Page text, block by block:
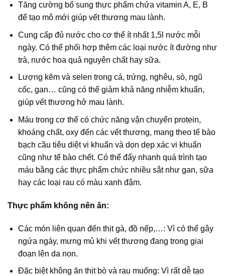
Tăng cường bổ sung thực phẩm chứa vitamin A, E, B
để tạo mô mới giúp vết thương mau lành.
Cung cấp đủ nước cho cơ thể ít nhất 1,5l nước mỗi
ngày. Có thể phối hợp thêm các loại nước ít đường như
trà, nước hoa quả nguyên chất hay sữa.
Lượng kẽm và selen trong cá, trứng, nghêu, sò, ngũ
cốc, gan… cũng có thể giảm khả năng nhiễm khuẩn,
giúp vết thương hở mau lành.
Máu trong cơ thể có chức năng vận chuyển protein,
khoáng chất, oxy đến các vết thương, mang theo tế bào
bạch cầu tiêu diệt vi khuẩn và dọn dẹp xác vi khuẩn
cũng như tế bào chết. Có thể đẩy nhanh quá trình tạo
máu bằng các thực phẩm chức nhiều sắt như gan, sữa
hay các loại rau có màu xanh đậm.
Thực phẩm không nên ăn:
Các món liên quan đến thịt gà, đồ nếp,…: Vì có thể gây
ngứa ngáy, mưng mủ khi vết thương đang trong giai
đoạn lên da non.
Đặc biệt không ăn thịt bò và rau muống: Vì rất dễ tạo